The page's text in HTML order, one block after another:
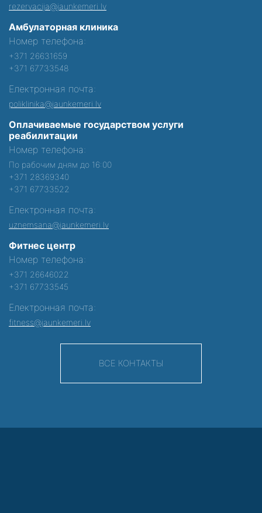
rezervacija@jaunkemeri.lv
Амбулаторная клиника
Номер телефона:
+371 26631659
+371 67733548
Електронная почта:
poliklinika@jaunkemeri.lv
Оплачиваемые государством услуги
реабилитации
Номер телефона:
По рабочим дням до 16:00
+371 28369340
+371 67733522
Електронная почта:
uznemsana@jaunkemeri.lv
Фитнес центр
Номер телефона:
+371 26646022
+371 67733545
Електронная почта:
fitness@jaunkemeri.lv
ВСЕ КОНТАКТЫ